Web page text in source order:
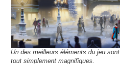
Un des meilleurs éléments du jeu
tout simplement magnifiques.